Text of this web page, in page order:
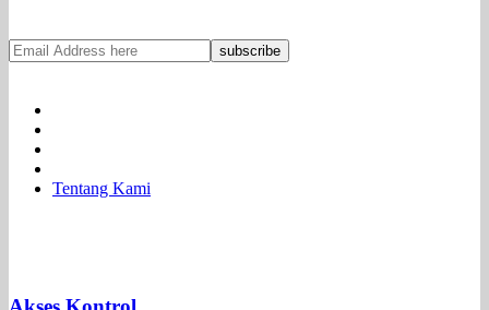
Tentang Kami